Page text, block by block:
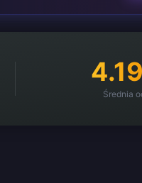
4.19
Średnia